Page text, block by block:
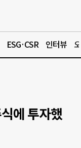
ESG·CSR 인터뷰
에 투자했